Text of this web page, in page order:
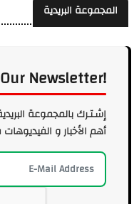
المجموعة البريدية
Newsletter!
إشـتـرك بالمجموعة
أهم الأخبار و